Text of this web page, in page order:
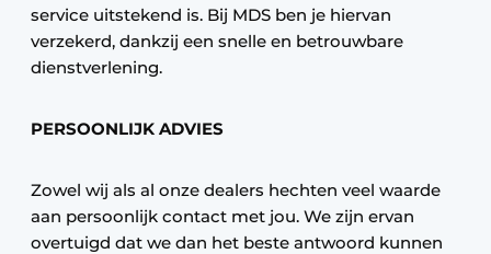
service uitstekend is. Bij MDS ben je hiervan
verzekerd, dankzij een snelle en betrouwbare
dienstverlening.
PERSOONLIJK ADVIES
Zowel wij als al onze dealers hechten veel waarde
aan persoonlijk contact met jou. We zijn ervan
overtuigd dat we dan het beste antwoord kunnen